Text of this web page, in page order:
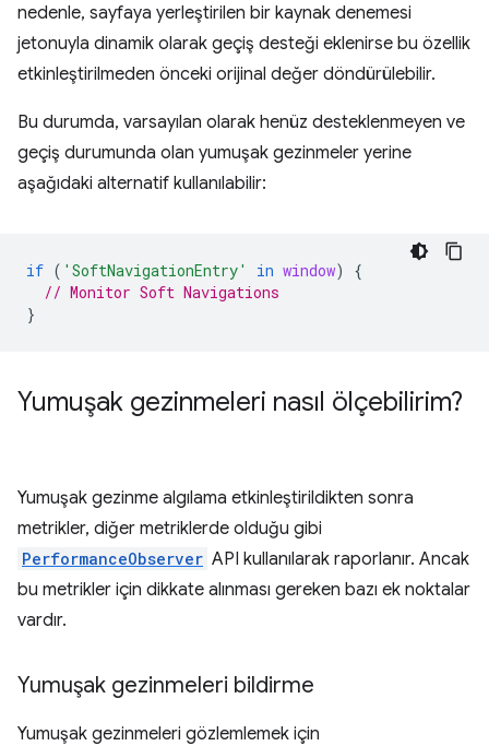
nedenle, sayfaya yerleştirilen bir kaynak denemesi
jetonuyla dinamik olarak geçiş desteği eklenirse bu özellik
etkinleştirilmeden önceki orijinal değer döndürülebilir.
Bu durumda, varsayılan olarak henüz desteklenmeyen ve
geçiş durumunda olan yumuşak gezinmeler yerine
aşağıdaki alternatif kullanılabilir:
if ( 'SoftNavigationEntry' in window)
{
// Monitor Soft Navigations
}
Yumuşak gezinmeleri nasıl ölçebilirim?
Yumuşak gezinme algılama etkinleştirildikten sonra
metrikler, diğer metriklerde olduğu gibi
PerformanceObserver API kullanılarak raporlanır. Ancak
bu metrikler için dikkate alınması gereken bazı ek noktalar
vardır.
Yumuşak gezinmeleri bildirme
Yumuşak gezinmeleri gözlemlemek için